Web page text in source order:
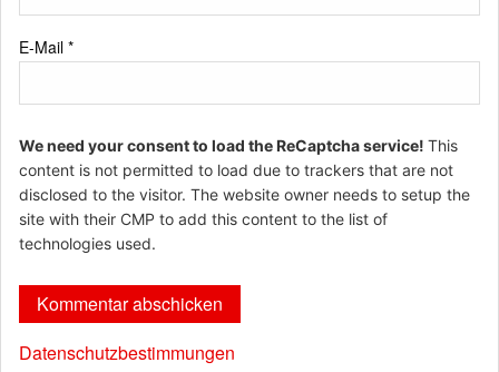
E-Mail *
We need your consent to load the ReCaptcha service! This
content is not permitted to load due to trackers that are not
disclosed to the visitor. The website owner needs to setup the
site with their CMP to add this content to the list of
technologies used.
Datenschutzbestimmungen